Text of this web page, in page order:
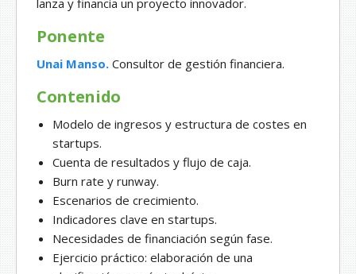
lanza y financia un proyecto innovador.
Ponente
Unai Manso. Consultor de gestión financiera.
Contenido
Modelo de ingresos y estructura de costes en
startups.
Cuenta de resultados y flujo de caja.
Burn rate y runway.
Escenarios de crecimiento.
Indicadores clave en startups.
Necesidades de financiación según fase.
Ejercicio práctico: elaboración de una